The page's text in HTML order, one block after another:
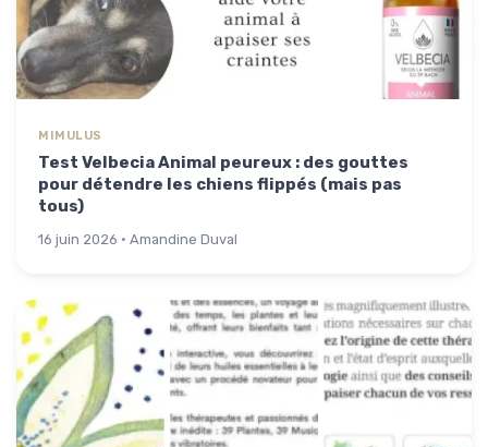
MIMULUS
Test Velbecia Animal peureux : des gouttes
pour détendre les chiens flippés (mais pas
tous)
16 juin 2026 · Amandine Duval